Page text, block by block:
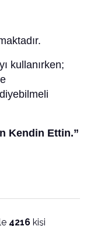
kullanırken;
Kendin Ettin.”
4216 kişi